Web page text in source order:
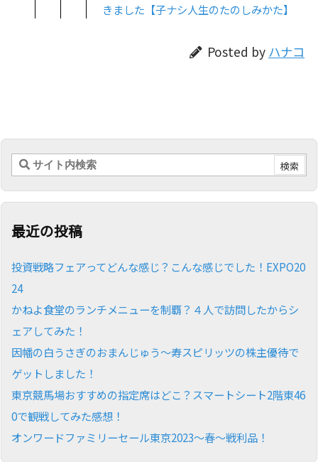
きました【子ナシ人生のたのしみかた】
Posted by ハナコ
最近の投稿
投資戦略フェアってどんな感じ？こんな感じでした！EXPO20
24
かねよ食堂のランチメニューを制覇？４人で訪問したからシ
ェアしてみた！
因幡の白うさぎのおまんじゅう～寿スピリッツの株主優待で
ゲットしました！
東京競馬場おすすめの指定席はどこ？スマートシート2階東46
0で観戦してみた感想！
オンワードファミリーセール東京2023～春～戦利品！